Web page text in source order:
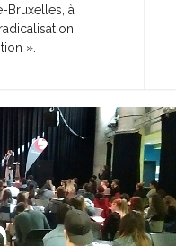
Bruxelles, à
».